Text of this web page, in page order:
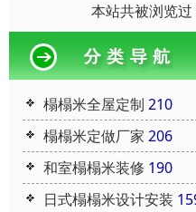
本站共被浏览
榻榻米全屋定制 210
榻榻米定做厂家 206
和室榻榻米装修 190
日式榻榻米设计安装